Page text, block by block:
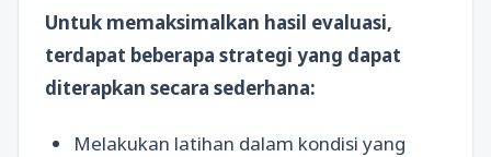
Untuk memaksimalkan hasil evaluasi,
terdapat beberapa strategi yang dapat
diterapkan secara sederhana:
Melakukan latihan dalam kondisi yang